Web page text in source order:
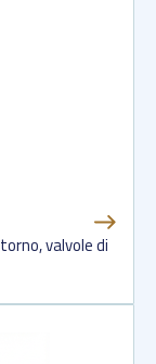
valvole di